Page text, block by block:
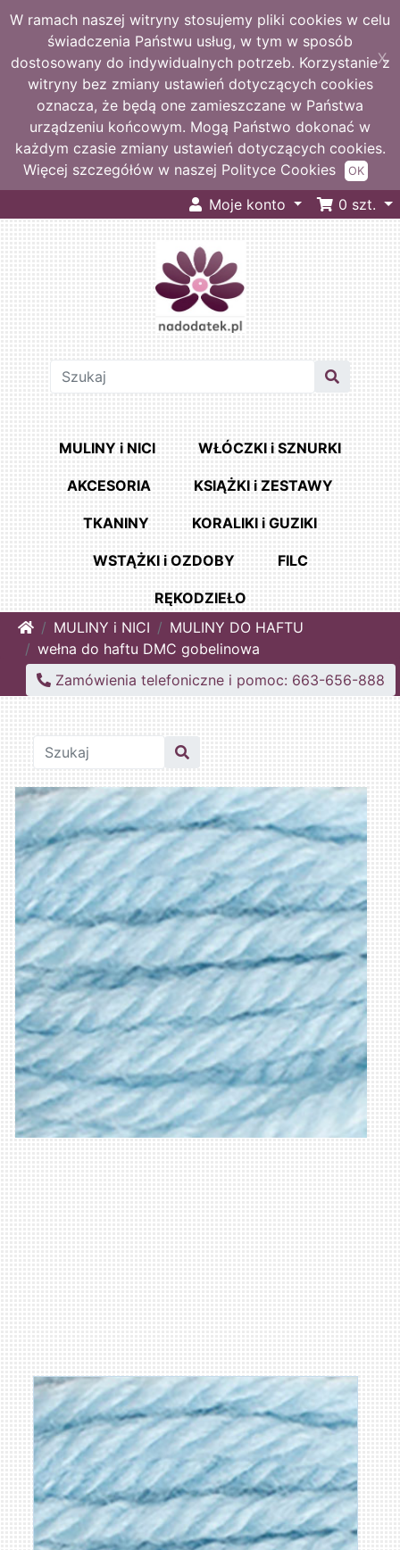
W ramach naszej witryny stosujemy pliki cookies w celu
świadczenia Państwu usług, w tym w sposób
dostosowany do indywidualnych potrzeb. Korzystanie z
witryny bez zmiany ustawień dotyczących cookies
oznacza, że będą one zamieszczane w Państwa
urządzeniu końcowym. Mogą Państwo dokonać w
każdym czasie zmiany ustawień dotyczących cookies.
Więcej szczegółów w naszej Polityce Cookies
X
OK
Moje konto 0 szt.
MULINY i NICI WŁÓCZKI i SZNURKI
AKCESORIA KSIĄŻKI i ZESTAWY
TKANINY KORALIKI i GUZIKI
WSTĄŻKI i OZDOBY FILC
RĘKODZIEŁO
HomeMULINY i NICI
MULINY DO HAFTU
wełna do haftu DMC gobelinowa
Zamówienia telefoniczne i pomoc: 663-656-888